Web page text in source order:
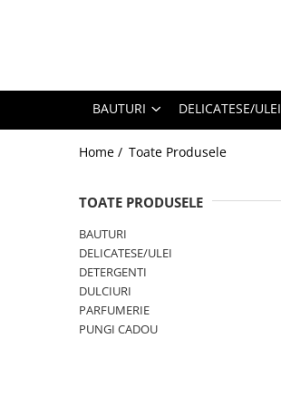
PARFUMURI
BAUTURI DELICATESE/ULEI
Home / Toate Produsele
TOATE PRODUSELE
BAUTURI
DELICATESE/ULEI
DETERGENTI
DULCIURI
PARFUMERIE
PUNGI CADOU